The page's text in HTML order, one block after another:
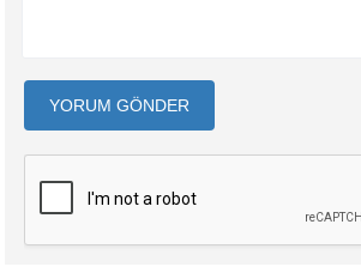
YORUM GÖNDER